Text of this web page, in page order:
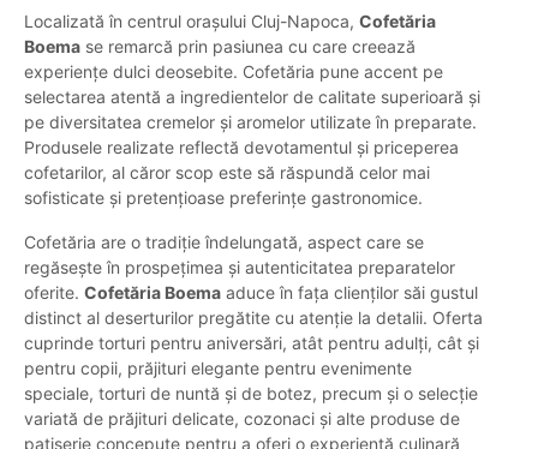
Localizată în centrul orașului Cluj-Napoca, Cofetăria
Boema se remarcă prin pasiunea cu care creează
experiențe dulci deosebite. Cofetăria pune accent pe
selectarea atentă a ingredientelor de calitate superioară și
pe diversitatea cremelor și aromelor utilizate în preparate.
Produsele realizate reflectă devotamentul și priceperea
cofetarilor, al căror scop este să răspundă celor mai
sofisticate și pretențioase preferințe gastronomice.
Cofetăria are o tradiție îndelungată, aspect care se
regăsește în prospețimea și autenticitatea preparatelor
oferite. Cofetăria Boema aduce în fața clienților săi gustul
distinct al deserturilor pregătite cu atenție la detalii. Oferta
cuprinde torturi pentru aniversări, atât pentru adulți, cât și
pentru copii, prăjituri elegante pentru evenimente
speciale, torturi de nuntă și de botez, precum și o selecție
variată de prăjituri delicate, cozonaci și alte produse de
patiserie concepute pentru a oferi o experiență culinară